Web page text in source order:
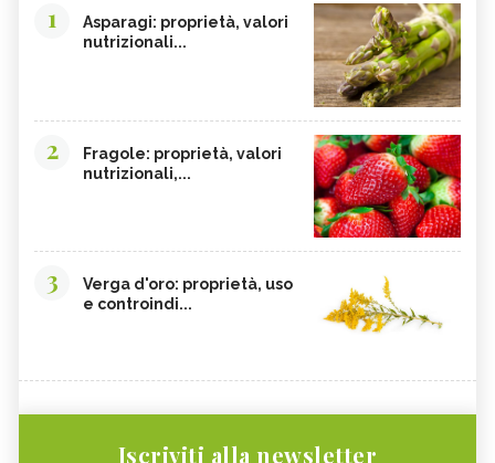
1
Asparagi: proprietà, valori
nutrizionali...
2
Fragole: proprietà, valori
nutrizionali,...
3
Verga d'oro: proprietà, uso
e controindi...
Iscriviti alla newsletter